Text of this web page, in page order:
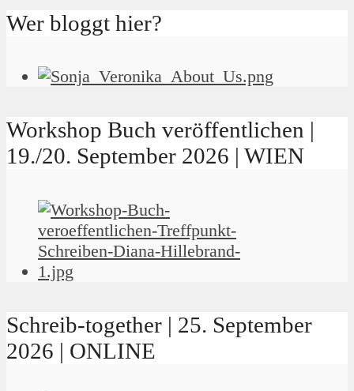
Wer bloggt hier?
Workshop Buch veröffentlichen |
19./20. September 2026 | WIEN
Schreib-together | 25. September
2026 | ONLINE